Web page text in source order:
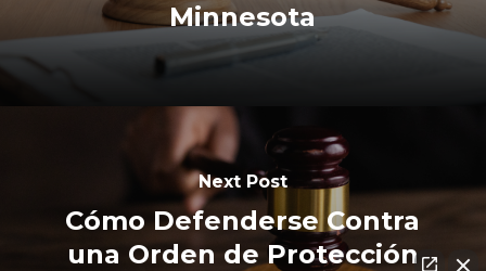
Minnesota
Next Post
Cómo Defenderse Contra
una Orden de Protección